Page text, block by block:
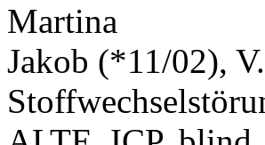
Martina
Jakob (*11/02),